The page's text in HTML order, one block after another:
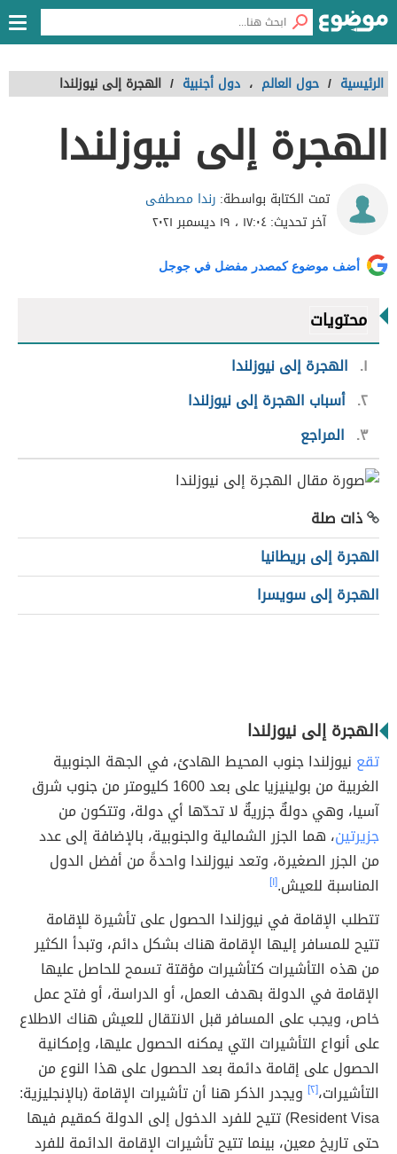
الرئيسية / حول العالم ، دول أجنبية / الهجرة إلى نيوزلندا
الهجرة إلى نيوزلندا
تمت الكتابة بواسطة: رندا مصطفى
آخر تحديث:١٧:٠٤ ، ١٩ ديسمبر ٢٠٢١
أضف موضوع كمصدر مفضل في جوجل
محتويات
١
الهجرة إلى نيوزلندا
٢ أسباب الهجرة إلى نيوزلندا
٣
المراجع
ذات صلة
الهجرة إلى بريطانيا
الهجرة إلى سويسرا
الهجرة إلى نيوزلندا
تقع نيوزلندا جنوب المحيط الهادئ، في الجهة الجنوبية
الغربية من بولينيزيا على بعد 1600 كليومتر من جنوب شرق
آسيا، وهي دولةٌ جزريةٌ لا تحدّها أي دولة، وتتكون من
جزيرتين، هما الجزر الشمالية والجنوبية، بالإضافة إلى عدد
من الجزر الصغيرة، وتعد نيوزلندا واحدةً من أفضل الدول
المناسبة للعيش.[١]
تتطلب الإقامة في نيوزلندا الحصول على تأشيرة للإقامة
تتيح للمسافر إليها الإقامة هناك بشكل دائم، وتبدأ الكثير
من هذه التأشيرات كتأشيرات مؤقتة تسمح للحاصل عليها
الإقامة في الدولة بهدف العمل، أو الدراسة، أو فتح عمل
خاص، ويجب على المسافر قبل الانتقال للعيش هناك الاطلاع
على أنواع التأشيرات التي يمكنه الحصول عليها، وإمكانية
الحصول على إقامة دائمة بعد الحصول على هذا النوع من
التأشيرات،[٢]
ويجدر الذكر هنا أن تأشيرات الإقامة (بالإنجليزية:
Resident Visa) تتيح للفرد الدخول إلى الدولة كمقيم فيها
حتى تاريخ معين، بينما تتيح تأشيرات الإقامة الدائمة للفرد